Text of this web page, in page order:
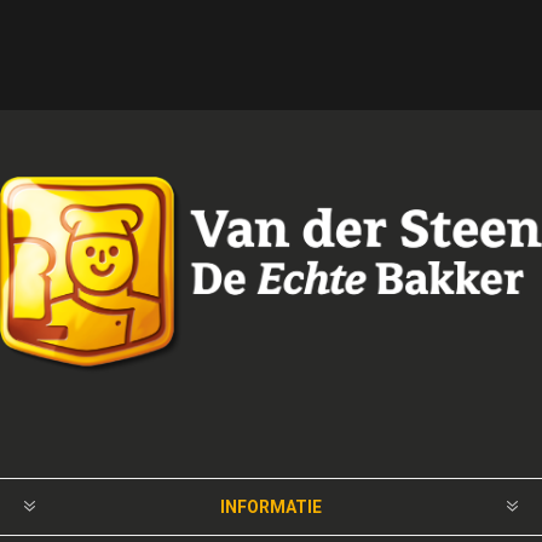
INFORMATIE